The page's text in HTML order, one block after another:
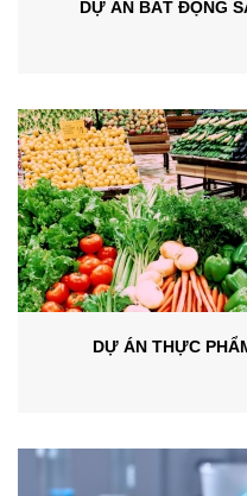
DỰ ÁN BẤT ĐỘNG
DỰ ÁN THỰC